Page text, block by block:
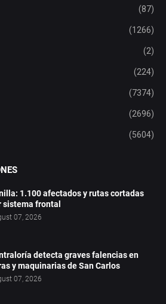
(87)
(1266)
(2)
(224)
(7374)
(2696)
(5604)
1.100 afectados y rutas cortadas
sistema frontal
07, 2026
detecta graves falencias en
y maquinarias de San Carlos
07, 2026